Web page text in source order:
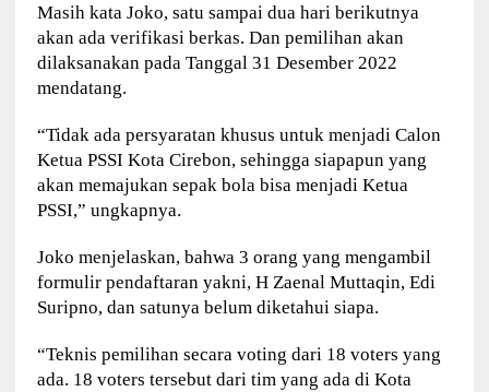
Masih kata Joko, satu sampai dua hari berikutnya
akan ada verifikasi berkas. Dan pemilihan akan
dilaksanakan pada Tanggal 31 Desember 2022
mendatang.
“Tidak ada persyaratan khusus untuk menjadi Calon
Ketua PSSI Kota Cirebon, sehingga siapapun yang
akan memajukan sepak bola bisa menjadi Ketua
PSSI,” ungkapnya.
Joko menjelaskan, bahwa 3 orang yang mengambil
formulir pendaftaran yakni, H Zaenal Muttaqin, Edi
Suripno, dan satunya belum diketahui siapa.
“Teknis pemilihan secara voting dari 18 voters yang
ada. 18 voters tersebut dari tim yang ada di Kota